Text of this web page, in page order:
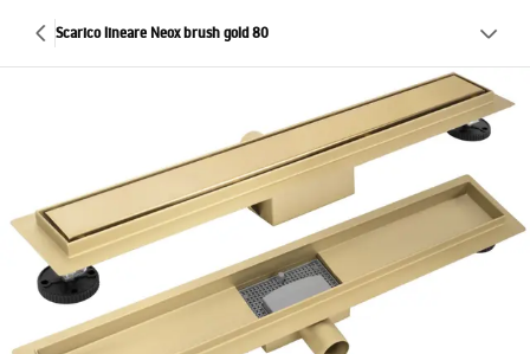
Scarico lineare Neox brush gold 80